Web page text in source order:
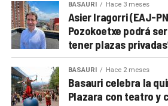
BASAURI Hace 3 meses
Asier Iragorri (EAJ-
Pozokoetxe podrá
tener plazas
BASAURI Hace 2 meses
Basauri celebra la
Plazara con teatro y